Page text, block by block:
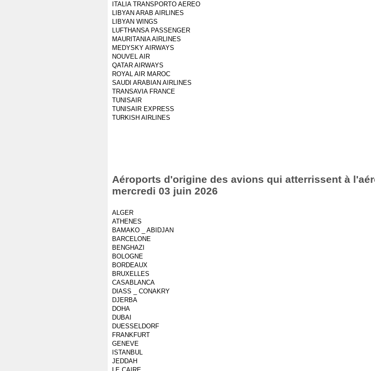
ITALIA TRANSPORTO AEREO
LIBYAN ARAB AIRLINES
LIBYAN WINGS
LUFTHANSA PASSENGER
MAURITANIA AIRLINES
MEDYSKY AIRWAYS
NOUVEL AIR
QATAR AIRWAYS
ROYAL AIR MAROC
SAUDI ARABIAN AIRLINES
TRANSAVIA FRANCE
TUNISAIR
TUNISAIR EXPRESS
TURKISH AIRLINES
Aéroports d'origine des avions qui atterrissent à
mercredi 03 juin 2026
ALGER
ATHENES
BAMAKO _ ABIDJAN
BARCELONE
BENGHAZI
BOLOGNE
BORDEAUX
BRUXELLES
CASABLANCA
DIASS _ CONAKRY
DJERBA
DOHA
DUBAI
DUESSELDORF
FRANKFURT
GENEVE
ISTANBUL
JEDDAH